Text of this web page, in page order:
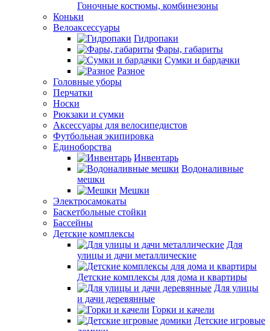
Гоночные костюмы, комбинезоны
Коньки
Велоаксессуары
Гидропаки
Фары, габариты
Сумки и бардачки
Разное
Головные уборы
Перчатки
Носки
Рюкзаки и сумки
Аксессуары для велосипедистов
Футбольная экипировка
Единоборства
Инвентарь
Водоналивные
мешки
Мешки
Электросамокаты
Баскетбольные стойки
Бассейны
Детские комплексы
Для
улицы и дачи металлические
Детские комплексы для дома и квартиры
Для улицы
и дачи деревянные
Горки и качели
Детские игровые